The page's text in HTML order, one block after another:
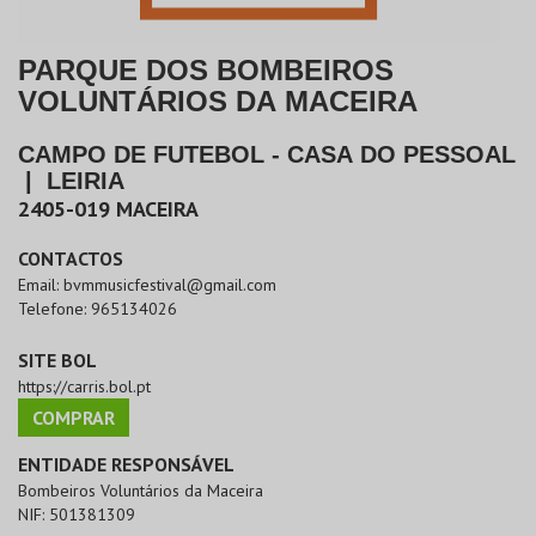
PARQUE DOS BOMBEIROS
VOLUNTÁRIOS DA MACEIRA
CAMPO DE FUTEBOL - CASA DO PESSOAL
LEIRIA
2405-019 MACEIRA
CONTACTOS
Email: bvmmusicfestival@gmail.com
Telefone: 965134026
SITE BOL
https://carris.bol.pt
COMPRAR
ENTIDADE RESPONSÁVEL
Bombeiros Voluntários da Maceira
NIF: 501381309